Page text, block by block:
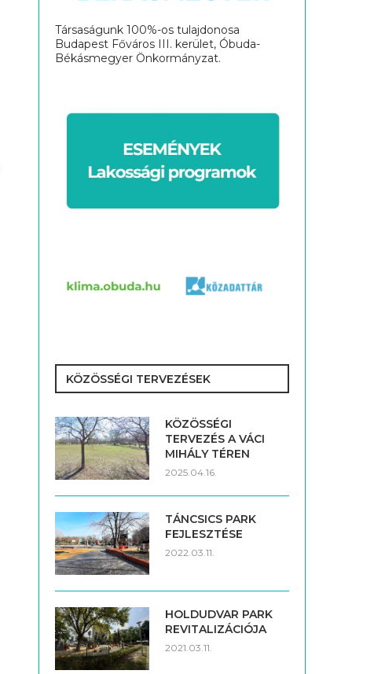
Társaságunk 100%-os tulajdonosa
Budapest Főváros III. kerület, Óbuda-
Békásmegyer Önkormányzat.
KÖZÖSSÉGI TERVEZÉSEK
KÖZÖSSÉGI
TERVEZÉS A VÁCI
MIHÁLY TÉREN
2025.04.16.
TÁNCSICS PARK
FEJLESZTÉSE
2022.03.11.
HOLDUDVAR PARK
REVITALIZÁCIÓJA
2021.03.11.